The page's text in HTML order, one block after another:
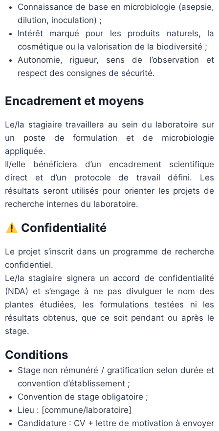
Connaissance de base en microbiologie (asepsie,
dilution, inoculation) ;
Intérêt marqué pour les produits naturels, la
cosmétique ou la valorisation de la biodiversité ;
Autonomie, rigueur, sens de l’observation et
respect des consignes de sécurité.
Encadrement et moyens
Le/la stagiaire travaillera au sein du laboratoire sur
un poste de formulation et de microbiologie
appliquée.
Il/elle bénéficiera d’un encadrement scientifique
direct et d’un protocole de travail défini. Les
résultats seront utilisés pour orienter les projets de
recherche internes du laboratoire.
Confidentialité
Le projet s’inscrit dans un programme de recherche
confidentiel.
Le/la stagiaire signera un accord de confidentialité
(NDA) et s’engage à ne pas divulguer le nom des
plantes étudiées, les formulations testées ni les
résultats obtenus, que ce soit pendant ou après le
stage.
Conditions
Stage non rémunéré / gratification selon durée et
convention d’établissement ;
Convention de stage obligatoire ;
Lieu : [commune/laboratoire]
Candidature : CV + lettre de motivation à envoyer